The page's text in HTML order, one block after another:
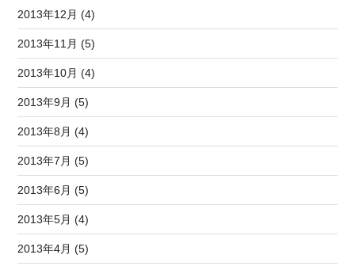
2013年12月 (4)
2013年11月 (5)
2013年10月 (4)
2013年9月 (5)
2013年8月 (4)
2013年7月 (5)
2013年6月 (5)
2013年5月 (4)
2013年4月 (5)